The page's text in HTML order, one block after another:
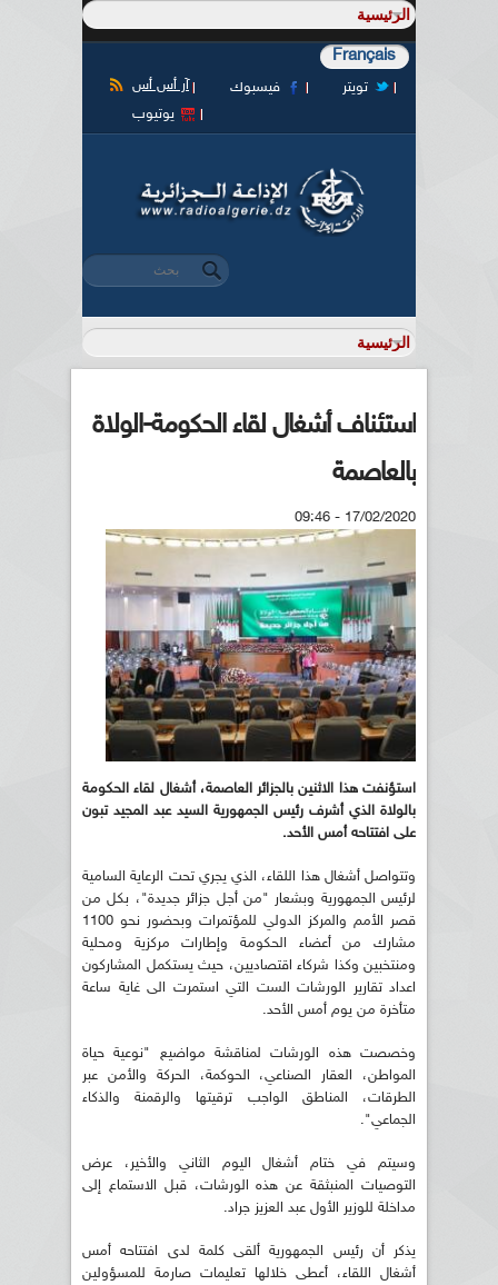
Français
آر أس أس فيسبوك
تويتر
يوتيوب
استمارة البحث
‏بحث ‏
استئناف أشغال لقاء الحكومة-الولاة
بالعاصمة
17/02/2020 - 09:46
استؤنفتهذا الاثنين بالجزائر العاصمة، أشغال لقاء الحكومة
بالولاة الذي أشرف رئيس الجمهورية السيد عبد المجيد تبون
على افتتاحه أمس الأحد.
وتتواصل أشغال هذا اللقاء، الذي يجري تحت الرعاية السامية
لرئيس الجمهورية وبشعار "من أجل جزائر جديدة"، بكل من
قصر الأمم والمركز الدولي للمؤتمرات وبحضور نحو 1100
مشارك من أعضاء الحكومة وإطارات مركزية ومحلية
ومنتخبين وكذا شركاء اقتصاديين، حيث يستكمل المشاركون
اعداد تقارير الورشات الست التي استمرت الى غاية ساعة
متأخرة من يوم أمس الأحد.
وخصصت هذه الورشات لمناقشة مواضيع "نوعية حياة
المواطن، العقار الصناعي، الحوكمة، الحركة والأمن عبر
الطرقات، المناطق الواجب ترقيتها والرقمنة والذكاء
الجماعي".
وسيتم في ختام أشغال اليوم الثاني والأخير، عرض
التوصيات المنبثقة عن هذه الورشات، قبل الاستماع إلى
مداخلة للوزير الأول عبد العزيز جراد.
يذكر أن رئيس الجمهورية ألقى كلمة لدى افتتاحه أمس
أشغال اللقاء، أعطى خلالها تعليمات صارمة للمسؤولين